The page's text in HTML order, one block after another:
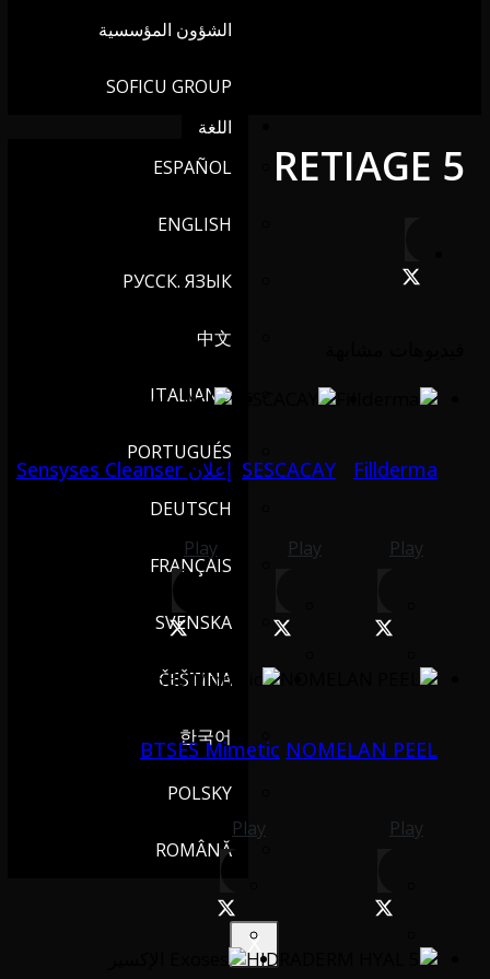
الشؤون المؤسسية
SOFICU GROUP
اللغة
ESPAÑOL
ENGLISH
РУССК. ЯЗЫК
中文
ITALIANO
PORTUGUÉS
DEUTSCH
FRANÇAIS
SVENSKA
ČEŠTINA
한국어
POLSKY
ROMÂNĂ
X
RETIAGE 5
Fillderma
Play
SESCACAY
Play
إعلان Sensyses Cleanser
Play
NOMELAN PEEL
Play
BTSES Mimetic
Play